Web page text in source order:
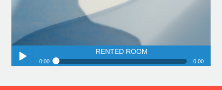
RENTED ROOM
0:00 0:00